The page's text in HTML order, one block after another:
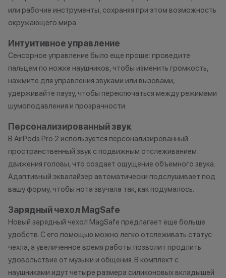
Вожак стаи
Важно знать
1 бонусный балл = 1 рубль.
Баллы начисляются автоматически
сразу после покупки.
Все цены и условия не являются
публичной офертой. Актуальную
стоимость товаров уточняйте в
нашем колл-центре.
*Данная акция не является
публичной офертой и носит
исключительно информационный
характер.
•Организатор (продавец) имеет
право отказать в заключении
или рабочие инструменты, сохраняя при этом возможность
окружающего мира.
Интуитивное управление
Сенсорное управление было еще проще: проведите
пальцем по ножке наушников, чтобы изменить громкость,
нажмите для управления звуками или вызовами,
удерживайте паузу, чтобы переключаться между режимами
шумоподавления и прозрачности.
Персонализированный звук
В AirPods Pro 2 используется персонализированный
пространственный звук с подвижным отслеживанием
движения головы, что создает ощущение объемного звука.
Адаптивный эквалайзер автоматически подслушивает под
вашу форму, чтобы нота звучала так, как подумалось.
Зарядный чехол MagSafe
Новый зарядный чехол MagSafe предлагает еще больше
удобств. С его помощью можно легко отслеживать статус
чехла, а увеличенное время работы позволит продлить
удовольствие от музыки и общения. В комплект с
наушниками идут четыре размера силиконовых вкладышей